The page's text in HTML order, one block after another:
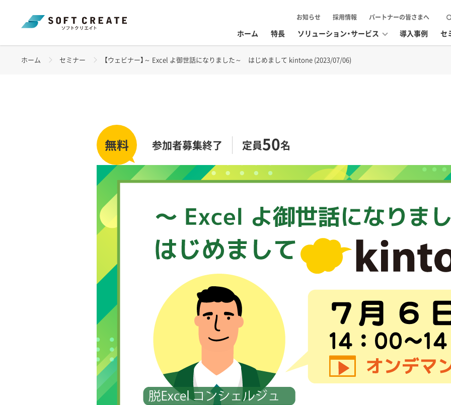
ホーム 特長 ソリューション・サービス 導入事例 セ
お知らせ 採用情報 パートナーの皆さまへ
ホーム セミナー 【ウェビナー】～ Excel よ御世話になりました～ はじめまして kintone (2023/07/06)
参加者募集終了 定員50名